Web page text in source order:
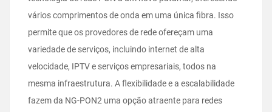
vários comprimentos de onda em uma única fibra. Isso
permite que os provedores de rede ofereçam uma
variedade de serviços, incluindo internet de alta
velocidade, IPTV e serviços empresariais, todos na
mesma infraestrutura. A flexibilidade e a escalabilidade
fazem da NG-PON2 uma opção atraente para redes